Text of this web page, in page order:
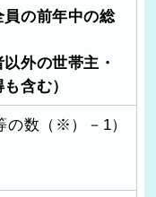
員の前年中の総
外の世帯主・
含む）
の数（※）－ 1）